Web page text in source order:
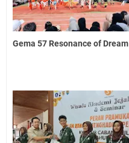
Gema 57 Resonance of Dream